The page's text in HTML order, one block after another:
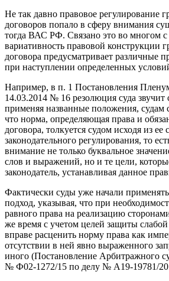
Не так давно правовое регулирование
договоров попало в сферу внимания
тогда ВАС РФ. Связано это во многом с
вариативность правовой конструкции
договора предусматривает различные
при наступлении определенных
Например, в п. 1 Постановления
14.03.2014 № 16 резолюция суда
применяя названные положения, судам
что норма, определяющая права и
договора, толкуется судом исходя из ее
законодательного регулирования, то
внимание не только буквальное
слов и выражений, но и те цели,
законодатель, устанавливая данное
Фактически суды уже начали
подход, указывая, что при
равного права на реализацию
же время с учетом целей защиты
вправе расценить норму права как
отсутствии в ней явно выраженного
иного (Постановление Арбитражного
№ Ф02-1272/15 по делу № А19-19781/